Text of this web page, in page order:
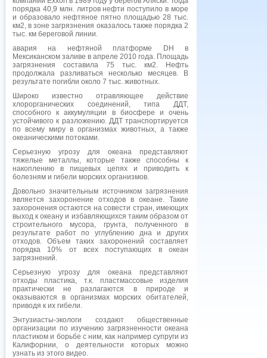
порядка 40,9 млн. литров нефти поступило в море
и образовало нефтяное пятно площадью 28 тыс.
км2, в зоне загрязнения оказалось также порядка 2
тыс. км береговой линии.
авария на нефтяной платформе DH в
Мексиканском заливе в апреле 2010 года. Площадь
загрязнения составила 75 тыс. км2. Нефть
продолжала разливаться несколько месяцев. В
результате погибли около 7 тыс. животных.
Широко известно отравляющее действие
хлорорганических соединений, типа ДДТ,
способного к аккумуляции в биосфере и очень
устойчивого к разложению. ДДТ транспортируется
по всему миру в организмах животных, а также
океаническими потоками.
Серьезную угрозу для океана представляют
тяжелые металлы, которые также способны к
накоплению в пищевых цепях и приводить к
болезням и гибели морских организмов.
Довольно значительным источником загрязнения
является захоронение отходов в океане. Такие
захоронения остаются на совести стран, имеющих
выход к океану и избавляющихся таким образом от
строительного мусора, грунта, полученного в
результате работ по углублению дна и других
отходов. Объем таких захоронений составляет
порядка 10% от всех поступающих в океан
загрязнений.
Серьезную угрозу для океана представляют
отходы пластика, т.к. пластмассовые изделия
практически не разлагаются в природе и
оказываются в организмах морских обитателей,
приводя к их гибели.
Энтузиасты-экологи создают общественные
организации по изучению загрязненности океана
пластиком и борьбе с ним, как например супруги из
Калифорнии, о деятельности которых можно
узнать из этого видео.